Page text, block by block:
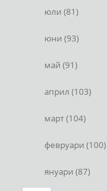
юли (81)
юни (93)
май (91)
април (103)
март (104)
февруари (100)
януари (87)